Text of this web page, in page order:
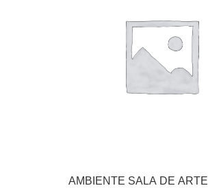
AMBIENTE SALA DE ARTE